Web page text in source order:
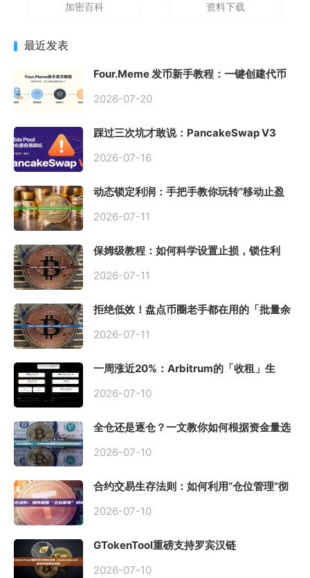
加密百科 资料下载
最近发表
Four.Meme 发币新手教程：一键创建代币
2026-07-20
踩过三次坑才敢说：PancakeSwap V3
初始化
2026-07-16
动态锁定利润：手把手教你玩转“移动止盈
2026-07-11
保姆级教程：如何科学设置止损，锁住利
2026-07-11
拒绝低效！盘点币圈老手都在用的「批量余
2026-07-11
一周涨近20%：Arbitrum的「收租」生
2026-07-10
全仓还是逐仓？一文教你如何根据资金量选
2026-07-10
合约交易生存法则：如何利用“仓位管理”彻
2026-07-10
GTokenTool重磅支持罗宾汉链
2026-07-10